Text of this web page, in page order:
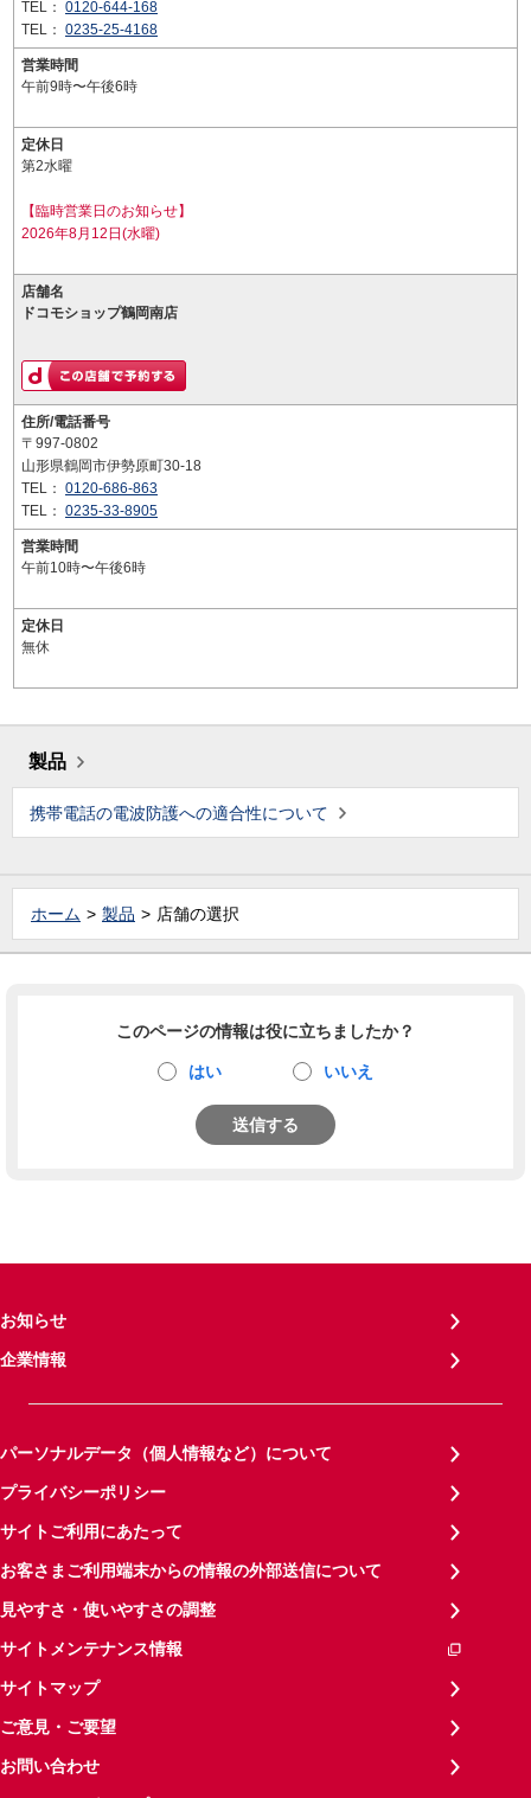
TEL： 0120-644-168
TEL： 0235-25-4168
営業時間
午前9時〜午後6時
定休日
第2水曜
【臨時営業日のお知らせ】
2026年8月12日(水曜)
店舗名
ドコモショップ鶴岡南店
住所/電話番号
〒997-0802
山形県鶴岡市伊勢原町30-18
TEL： 0120-686-863
TEL： 0235-33-8905
営業時間
午前10時〜午後6時
定休日
無休
製品
携帯電話の電波防護への適合性について
ホーム 製品 店舗の選択
このページの情報は役に立ちましたか？
はい いいえ
送信する
お知らせ
企業情報
パーソナルデータ（個人情報など）について
プライバシーポリシー
サイトご利用にあたって
お客さまご利用端末からの情報の外部送信について
見やすさ・使いやすさの調整
サイトメンテナンス情報
サイトマップ
ご意見・ご要望
お問い合わせ